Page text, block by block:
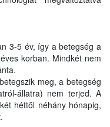
3-5 év, így a betegség a
korban. Mindkét nem
meg, a betegség
állatra) nem terjed. A
héttől néhány hónapig,